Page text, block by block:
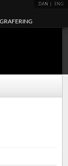
DAN ENG